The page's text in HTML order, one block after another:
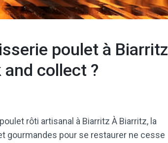
poulet à Biarritz
collect ?
rôti artisanal à Biarritz À Biarritz, la
gourmandes pour se restaurer ne cesse